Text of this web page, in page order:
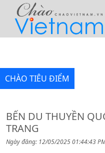
CHÀO TIÊU ĐIỂM
BẾN DU THUYỀN
TRANG
Ngày đăng: 12/05/2025 01:44:43